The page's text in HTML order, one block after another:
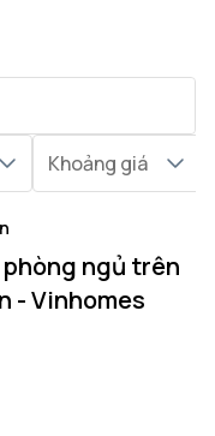
Khoảng giá
phòng ngủ trên
- Vinhomes